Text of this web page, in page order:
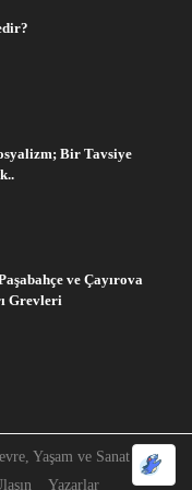
Bir Tavsiye
ve Çayırova
Grevleri
Yaşam ve Sanat
Yazarlar